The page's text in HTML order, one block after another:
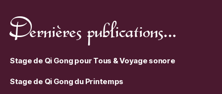
Dernières publications…
Stage de Qi Gong pour Tous & Voyage sonore
Stage de Qi Gong du Printemps